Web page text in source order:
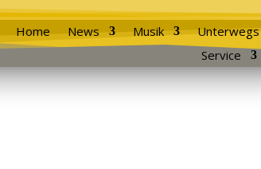
Home News Musik Unterwegs
Service